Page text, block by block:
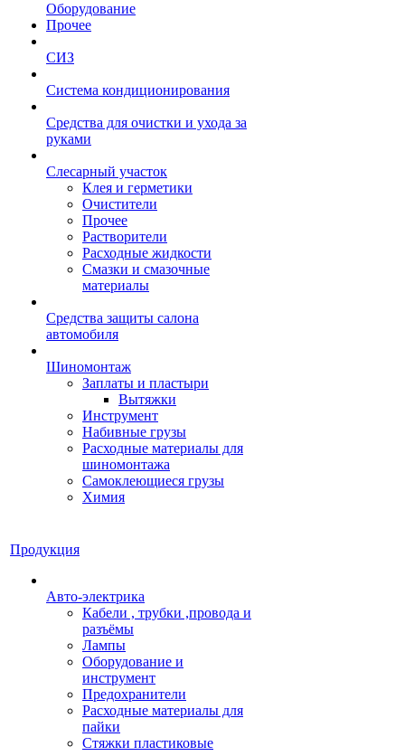
Оборудование
Прочее
СИЗ
Система кондиционирования
Средства для очистки и ухода за
руками
Слесарный участок
Клея и герметики
Очистители
Прочее
Растворители
Расходные жидкости
Смазки и смазочные
материалы
Средства защиты салона
автомобиля
Шиномонтаж
Заплаты и пластыри
Вытяжки
Инструмент
Набивные грузы
Расходные материалы для
шиномонтажа
Самоклеющиеся грузы
Химия
Продукция
Авто-электрика
Кабели , трубки ,провода и
разъёмы
Лампы
Оборудование и
инструмент
Предохранители
Расходные материалы для
пайки
Стяжки пластиковые